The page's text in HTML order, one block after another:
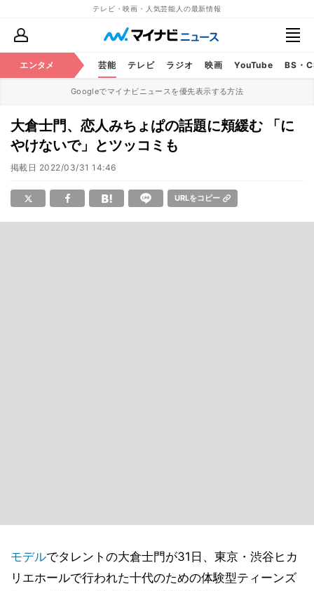
テレビ・映画・人気芸能人の最新情報
エンタメ 芸能 テレビ ラジオ 映画 YouTube BS・
Googleでマイナビニュースを優先表示する方法
大倉士門、恋人みちょぱの話題に頬緩む 「に
やけないで」とツッコミも
掲載日 2022/03/31 14:46
URLをコピー
モデルでタレントの大倉士門が31日、東京・渋谷ヒカ
リエホールで行われた十代のための体験型ティーンズ